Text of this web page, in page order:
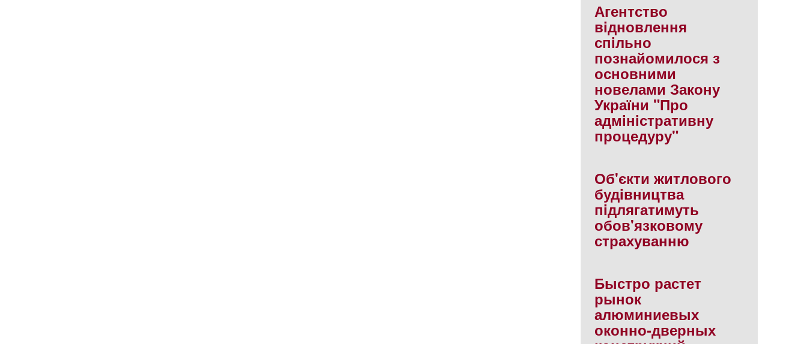
Агентство
вiдновлення
спiльно
познайомилося з
основними
новелами Закону
України "Про
адмiнiстративну
процедуру"
Об'єкти житлового
будiвництва
пiдлягатимуть
обов'язковому
страхуванню
Быстро растет
рынок
алюминиевых
оконно-дверных